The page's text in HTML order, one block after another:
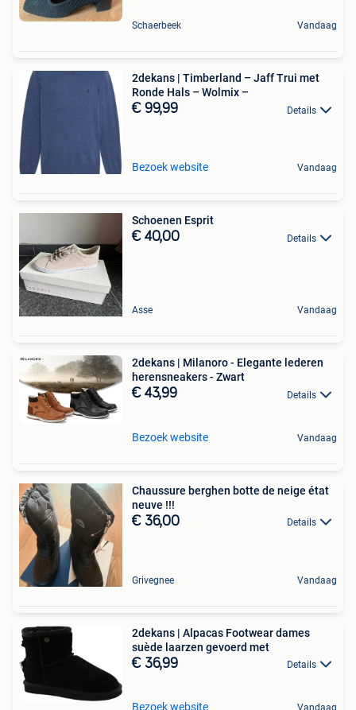
Schaerbeek Vandaag
2dekans | Timberland – Jaff Trui met
Ronde Hals – Wolmix –
€ 99,99 Details
Bezoek website Vandaag
Schoenen Esprit
€ 40,00 Details
Asse Vandaag
2dekans | Milanoro - Elegante lederen
herensneakers - Zwart
€ 43,99 Details
Bezoek website Vandaag
Chaussure berghen botte de neige état
neuve !!!
€ 36,00 Details
Grivegnee Vandaag
2dekans | Alpacas Footwear dames
suède laarzen gevoerd met
€ 36,99 Details
Bezoek website Vandaag